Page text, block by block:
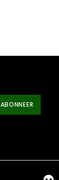
ABONNEER